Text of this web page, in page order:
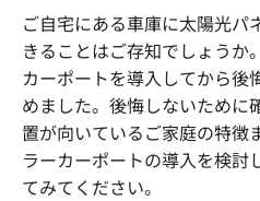
ご自宅にある車庫に太陽光パ
きることはご存知でしょうか
カーポートを導入してから後
めました。後悔しないために
置が向いているご家庭の特徴
ラーカーポートの導入を検討
てみてください。